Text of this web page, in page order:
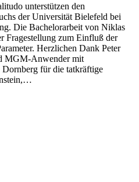
unterstützen den
der Universität Bielefeld bei
Die Bachelorarbeit von Niklas
Fragestellung zum Einfluß der
Herzlichen Dank Peter
MGM-Anwender mit
Dornberg für die tatkräftige